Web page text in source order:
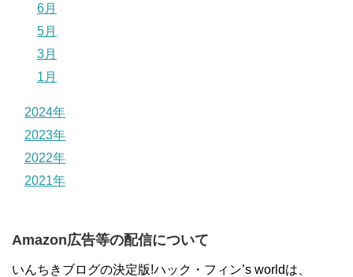
6月
5月
3月
1月
2024年
2023年
2022年
2021年
Amazon広告等の配信について
いんちきブログの決定版!ハック・フィン’s worldは、